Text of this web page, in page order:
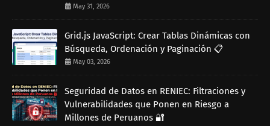
May 31, 2026
Grid.js JavaScript: Crear Tablas Dinámicas con
Búsqueda, Ordenación y Paginación 📋
May 03, 2026
Seguridad de Datos en RENIEC: Filtraciones y
Vulnerabilidades que Ponen en Riesgo a
Millones de Peruanos 🔐